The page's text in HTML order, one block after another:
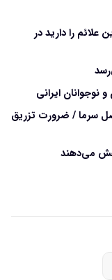
را دارید در
سرما / ضرورت تزریق
می‌دهند